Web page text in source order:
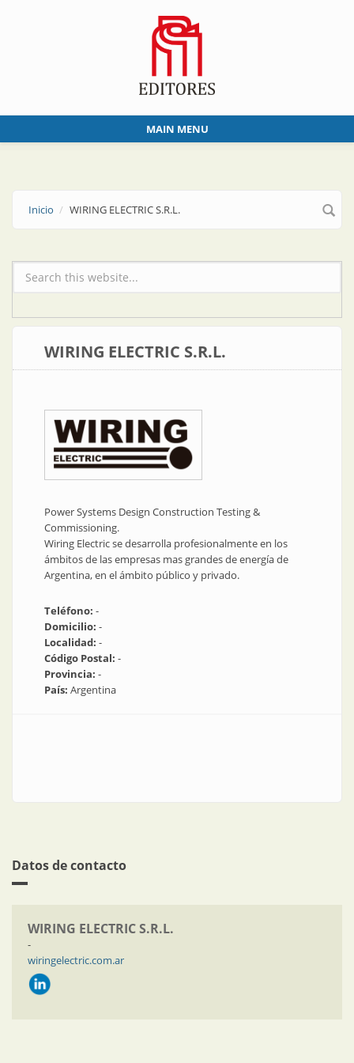
MAIN MENU
Inicio WIRING ELECTRIC S.R.L.
Formulario de búsqueda
WIRING ELECTRIC S.R.L.
Power Systems Design Construction Testing &
Commissioning.
Wiring Electric se desarrolla profesionalmente en los
ámbitos de las empresas mas grandes de energía de
Argentina, en el ámbito público y privado.
Teléfono: -
Domicilio: -
Localidad: -
Código Postal: -
Provincia: -
País: Argentina
Datos de contacto
WIRING ELECTRIC S.R.L.
-
wiringelectric.com.ar